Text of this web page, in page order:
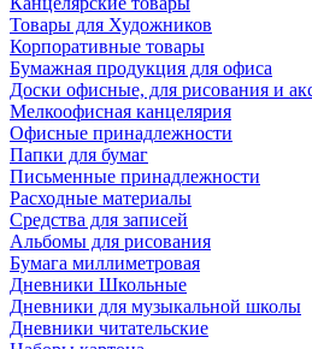
Товары для Художников
Корпоративные товары
Бумажная продукция для офиса
Доски офисные, для рисования и
Мелкоофисная канцелярия
Офисные принадлежности
Папки для бумаг
Письменные принадлежности
Расходные материалы
Средства для записей
Альбомы для рисования
Бумага миллиметровая
Дневники Школьные
Дневники для музыкальной школы
Дневники читательские